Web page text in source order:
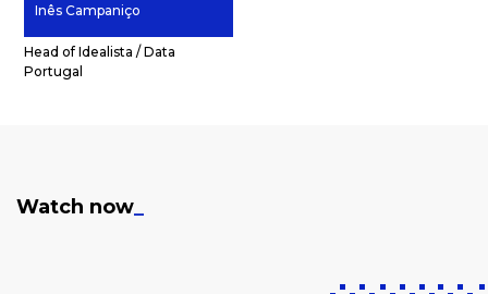
Inês Campaniço
Head of Idealista / Data
Portugal
Watch now